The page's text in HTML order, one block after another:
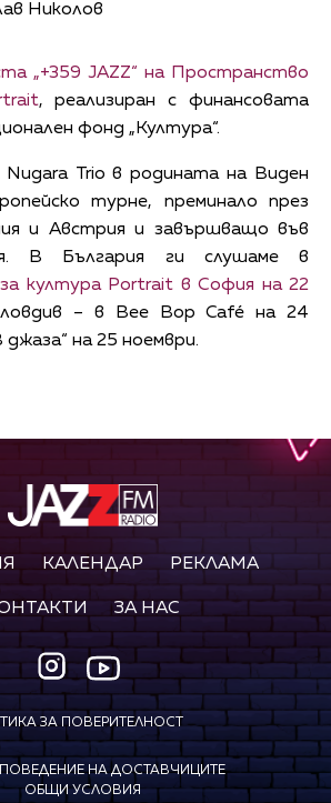
Николов
„+359 JAZZ“ на Пространство
, реализиран с финансовата
фонд „Култура“.
Trio в родината на Виден
турне, преминало през
и Австрия и завършващо във
В България ги слушаме в
култура Portrait в София на 22
– в Bee Bop Café на 24
джаза“ на 25 ноември.
КАЛЕНДАР РЕКЛАМА
ЗА НАС
ЗА ПОВЕРИТЕЛНОСТ
НА ДОСТАВЧИЦИТЕ
ОБЩИ УСЛОВИЯ